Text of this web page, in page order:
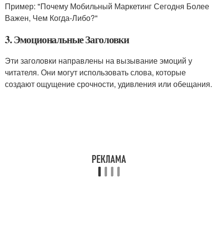
Пример: "Почему Мобильный Маркетинг Сегодня Более
Важен, Чем Когда-Либо?"
3. Эмоциональные Заголовки
Эти заголовки направлены на вызывание эмоций у
читателя. Они могут использовать слова, которые
создают ощущение срочности, удивления или обещания.